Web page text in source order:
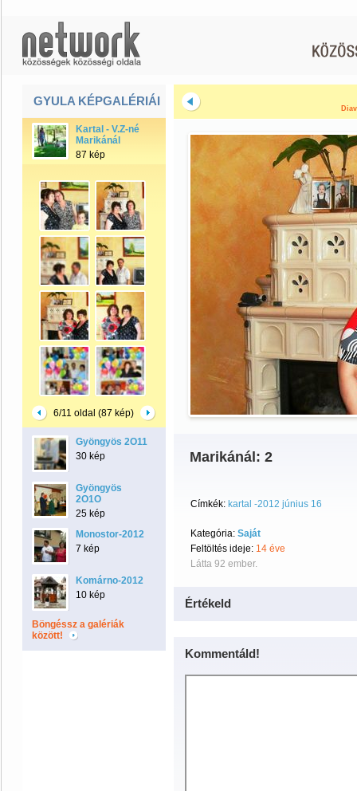
GYULA KÉPGALÉRIÁI
Kartal - V.Z-né
Marikánál
87 kép
6/11 oldal (87 kép)
Gyöngyös 2O11
30 kép
Gyöngyös
2O1O
25 kép
Monostor-2012
7 kép
Komárno-2012
10 kép
Böngéssz a galériák
között!
Marikánál: 2
Címkék: kartal -2012 június 16
Kategória: Saját
Feltöltés ideje: 14 éve
Látta 92 ember.
Értékeld
Kommentáld!